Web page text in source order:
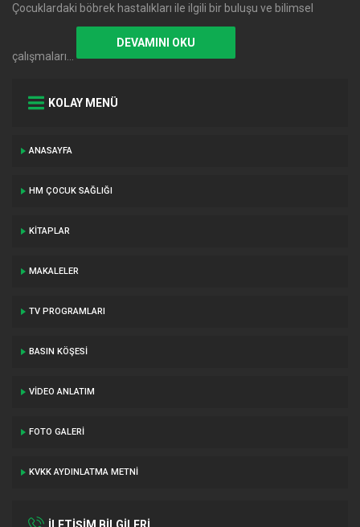
Çocuklardaki böbrek hastalıkları ile ilgili bir buluşu ve bilimsel
çalışmaları…
DEVAMINI OKU
KOLAY MENÜ
ANASAYFA
HM ÇOCUK SAĞLIĞI
KITAPLAR
MAKALELER
TV PROGRAMLARI
BASIN KÖŞESI
VIDEO ANLATIM
FOTO GALERI
KVKK AYDINLATMA METNI